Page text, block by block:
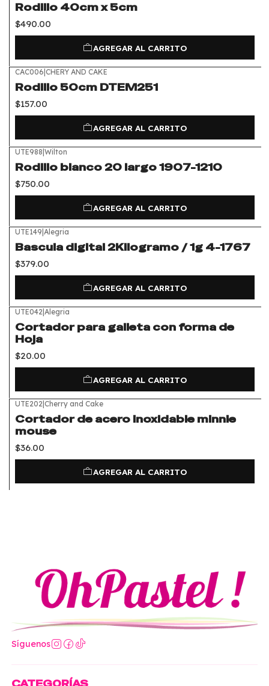
Rodillo 40cm x 5cm
$490.00
AGREGAR AL CARRITO
CAC006|CHERY AND CAKE
Rodillo 50cm DTEM251
$157.00
AGREGAR AL CARRITO
UTE988|Wilton
Rodillo blanco 20 largo 1907-1210
$750.00
AGREGAR AL CARRITO
UTE149|Alegria
Bascula digital 2Kilogramo / 1g 4-1767
$379.00
AGREGAR AL CARRITO
UTE042|Alegria
Cortador para galleta con forma de
Hoja
$20.00
AGREGAR AL CARRITO
UTE202|Cherry and Cake
Cortador de acero inoxidable minnie
mouse
$36.00
AGREGAR AL CARRITO
Síguenos